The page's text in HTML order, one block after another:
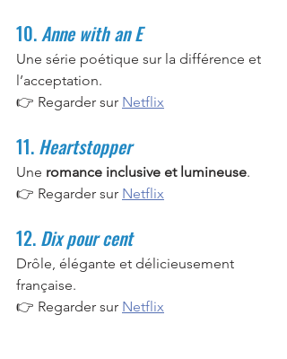
10. Anne with an E
Une série poétique sur la différence et
l’acceptation.
👉 Regarder sur Netflix
11. Heartstopper
Une romance inclusive et lumineuse.
👉 Regarder sur Netflix
12. Dix pour cent
Drôle, élégante et délicieusement
française.
👉 Regarder sur Netflix